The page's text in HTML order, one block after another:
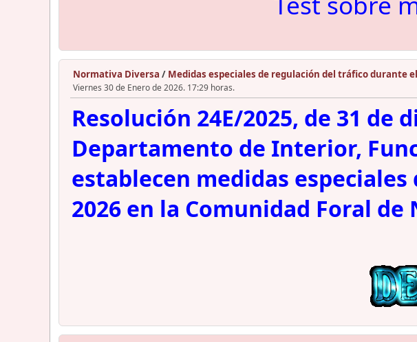
Normativa Diversa / Medidas especiales de regulación del tráfico durante
Viernes 30 de Enero de 2026. 17:29 horas.
Resolución 24E/2025, de 31 de
Departamento de Interior,
establecen medidas
2026 en la Comunidad Foral de